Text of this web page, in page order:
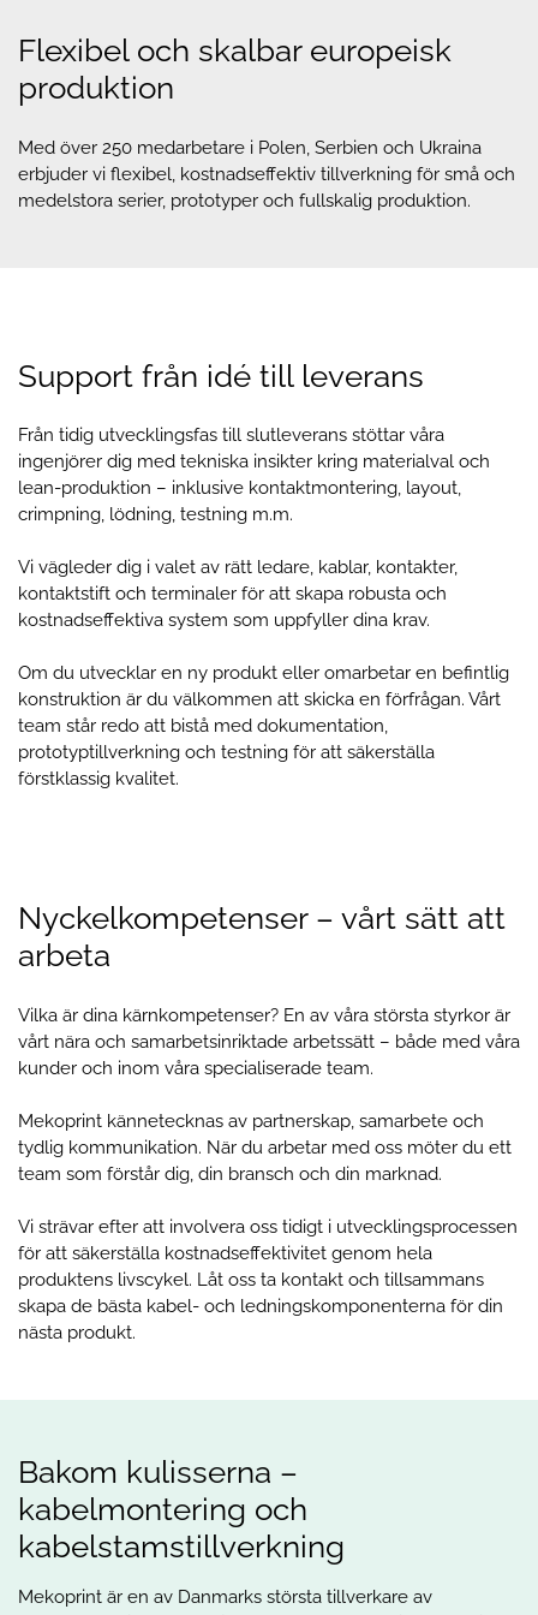
Flexibel och skalbar europeisk
produktion
Med över 250 medarbetare i Polen, Serbien och Ukraina
erbjuder vi flexibel, kostnadseffektiv tillverkning för små och
medelstora serier, prototyper och fullskalig produktion.
Support från idé till leverans
Från tidig utvecklingsfas till slutleverans stöttar våra
ingenjörer dig med tekniska insikter kring materialval och
lean-produktion – inklusive kontaktmontering, layout,
crimpning, lödning, testning m.m.
Vi vägleder dig i valet av rätt ledare, kablar, kontakter,
kontaktstift och terminaler för att skapa robusta och
kostnadseffektiva system som uppfyller dina krav.
Om du utvecklar en ny produkt eller omarbetar en befintlig
konstruktion är du välkommen att skicka en förfrågan. Vårt
team står redo att bistå med dokumentation,
prototyptillverkning och testning för att säkerställa
förstklassig kvalitet.
Nyckelkompetenser – vårt sätt att
arbeta
Vilka är dina kärnkompetenser? En av våra största styrkor är
vårt nära och samarbetsinriktade arbetssätt – både med våra
kunder och inom våra specialiserade team.
Mekoprint kännetecknas av partnerskap, samarbete och
tydlig kommunikation. När du arbetar med oss möter du ett
team som förstår dig, din bransch och din marknad.
Vi strävar efter att involvera oss tidigt i utvecklingsprocessen
för att säkerställa kostnadseffektivitet genom hela
produktens livscykel. Låt oss ta kontakt och tillsammans
skapa de bästa kabel- och ledningskomponenterna för din
nästa produkt.
Bakom kulisserna –
kabelmontering och
kabelstamstillverkning
Mekoprint är en av Danmarks största tillverkare av